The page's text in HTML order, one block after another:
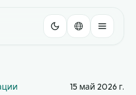
15 май 2026 г.